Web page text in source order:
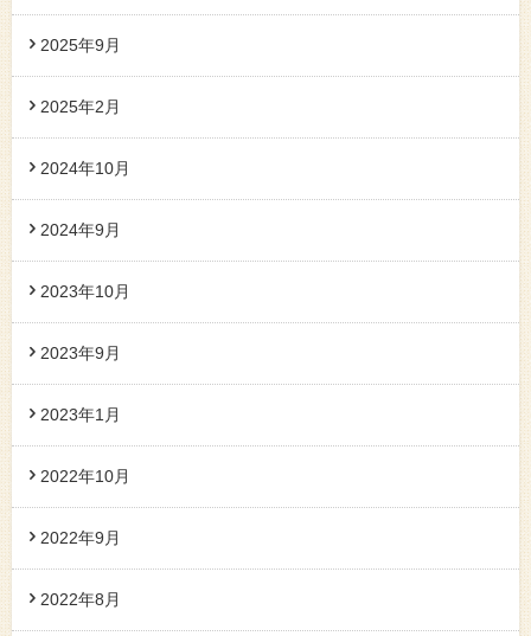
2025年9月
2025年2月
2024年10月
2024年9月
2023年10月
2023年9月
2023年1月
2022年10月
2022年9月
2022年8月